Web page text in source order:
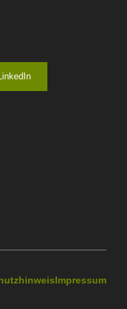
Impressum